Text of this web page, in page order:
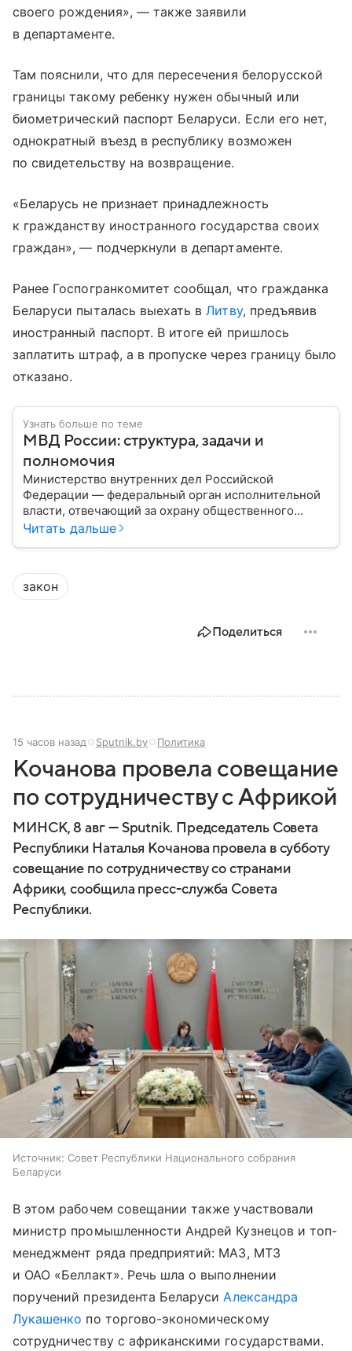
своего рождения», — также заявили
в департаменте.
Там пояснили, что для пересечения белорусской
границы такому ребенку нужен обычный или
биометрический паспорт Беларуси. Если его нет,
однократный въезд в республику возможен
по свидетельству на возвращение.
«Беларусь не признает принадлежность
к гражданству иностранного государства своих
граждан», — подчеркнули в департаменте.
Ранее Госпогранкомитет сообщал, что гражданка
Беларуси пыталась выехать вЛитву, предъявив
иностранный паспорт. В итоге ей пришлось
заплатить штраф, а в пропуске через границу было
отказано.
Узнать больше по теме
МВД России: структура, задачи и
полномочия
Министерство внутренних дел Российской
Федерации — федеральный орган исполнительной
власти, отвечающий за охрану общественного
порядка, борьбу с преступностью, обеспечение
В материале рассказываем, чем занимается МВД
России, какие задачи выполняет министерство, как
Читать дальше
закон
Поделиться
15 часов назад Sputnik.by Политика
Кочанова провела совещание
по сотрудничеству с Африкой
МИНСК, 8 авг — Sputnik. Председатель Совета
Республики Наталья Кочанова провела в субботу
совещание по сотрудничеству со странами
Африки, сообщила пресс-служба Совета
Республики.
Источник: Совет Республики Национального собрания
Беларуси
В этом рабочем совещании также участвовали
министр промышленности Андрей Кузнецов и топ-
менеджмент ряда предприятий: МАЗ, МТЗ
и ОАО «Беллакт». Речь шла о выполнении
поручений президента БеларусиАлександра
Лукашенко по торгово-экономическому
сотрудничеству с африканскими государствами.